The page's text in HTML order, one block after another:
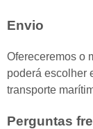
Envio
Ofereceremos o
poderá escolher
transporte
Perguntas